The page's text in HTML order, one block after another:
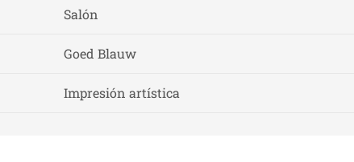
Salón
Goed Blauw
Impresión artística